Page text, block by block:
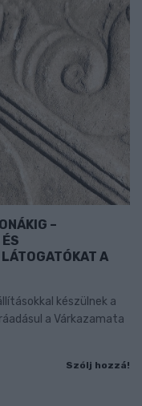
–
A
készülnek a
a Várkazamata
Szólj hozzá!